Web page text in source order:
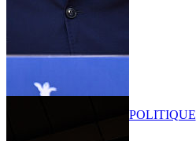
POLITIQUE